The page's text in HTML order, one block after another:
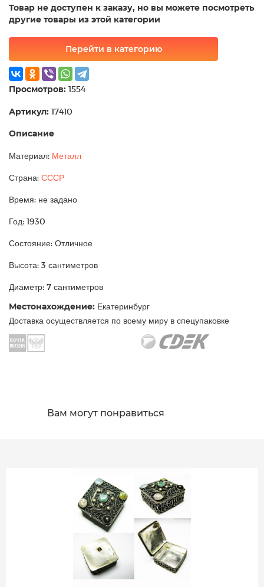
Товар не доступен к заказу, но вы можете посмотреть
другие товары из этой категории
Перейти в категорию
Просмотров: 1554
Артикул: 17410
Описание
Материал: Металл
Страна: СССР
Время: не задано
Год: 1930
Состояние: Отличное
Высота: 3 сантиметров
Диаметр: 7 сантиметров
Местонахождение: Екатеринбург
Доставка осуществляется по всему миру в спецупаковке
Вам могут понравиться